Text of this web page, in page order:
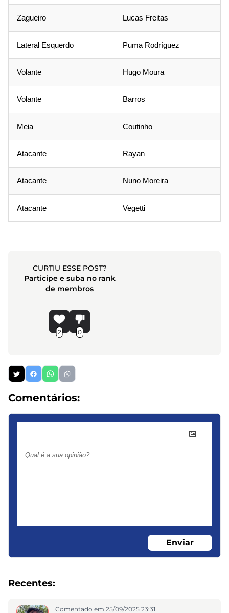
Zagueiro Lucas Freitas
Lateral Esquerdo Puma Rodríguez
Volante Hugo Moura
Volante Barros
Meia Coutinho
Atacante Rayan
Atacante Nuno Moreira
Atacante Vegetti
CURTIU ESSE POST?
Participe e suba no rank
de membros
2 0
Comentários:
Enviar
Recentes:
Comentado em 25/09/2025 23:31